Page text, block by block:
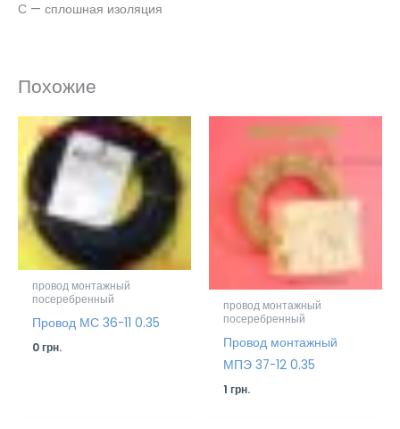
С — сплошная изоляция
Похожие
провод монтажный
посеребренный
Провод МС 36-11 0.35
0грн.
провод монтажный
посеребренный
Провод монтажный
МПЭ 37-12 0.35
1грн.